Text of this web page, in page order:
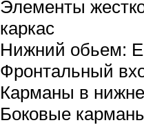
Элементы
каркас
Нижний обьем:
Фронтальный
Карманы в
Боковые